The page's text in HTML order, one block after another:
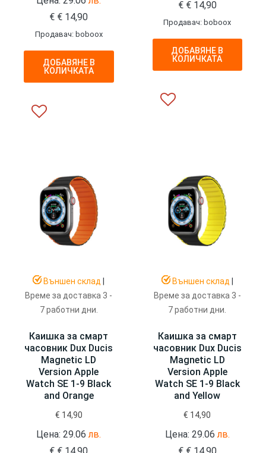
€ € 14,90
Продавач: boboox
ДОБАВЯНЕ В
КОЛИЧКАТА
€ €14,90
Продавач: boboox
ДОБАВЯНЕ В
КОЛИЧКАТА
Външен склад
Време за доставка 3 -
7 работни дни.
Каишка за смарт
часовник Dux Ducis
Magnetic LD
Version Apple
Watch SE 1-9 Black
and Orange
€ 14,90
Цена: 29.06лв.
Външен склад
Време за доставка 3 -
7 работни дни.
Каишка за смарт
часовник Dux Ducis
Magnetic LD
Version Apple
Watch SE 1-9 Black
and Yellow
€ 14,90
Цена: 29.06 лв.